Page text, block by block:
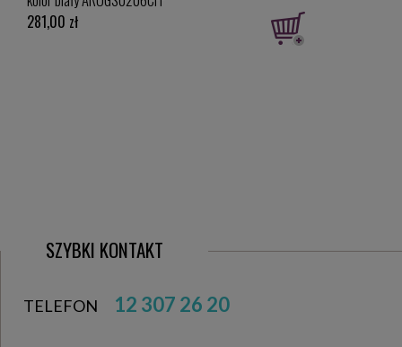
281,00 zł
SZYBKI KONTAKT
TELEFON 12 307 26 20